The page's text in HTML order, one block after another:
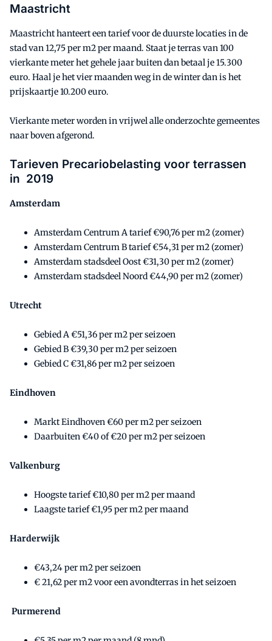
Maastricht
Maastricht hanteert een tarief voor de duurste locaties in de
stad van 12,75 per m2 per maand. Staat je terras van 100
vierkante meter het gehele jaar buiten dan betaal je 15.300
euro. Haal je het vier maanden weg in de winter dan is het
prijskaartje 10.200 euro.
Vierkante meter worden in vrijwel alle onderzochte gemeentes
naar boven afgerond.
Tarieven Precariobelasting voor terrassen
in 2019
Amsterdam
Amsterdam Centrum A tarief €90,76 per m2 (zomer)
Amsterdam Centrum B tarief €54,31 per m2 (zomer)
Amsterdam stadsdeel Oost €31,30 per m2 (zomer)
Amsterdam stadsdeel Noord €44,90 per m2 (zomer)
Utrecht
Gebied A €51,36 per m2 per seizoen
Gebied B €39,30 per m2 per seizoen
Gebied C €31,86 per m2 per seizoen
Eindhoven
Markt Eindhoven €60 per m2 per seizoen
Daarbuiten €40 of €20 per m2 per seizoen
Valkenburg
Hoogste tarief €10,80 per m2 per maand
Laagste tarief €1,95 per m2 per maand
Harderwijk
€43,24 per m2 per seizoen
€ 21,62 per m2 voor een avondterras in het seizoen
Purmerend